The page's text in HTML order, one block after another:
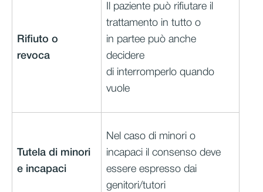
Rifiuto o
revoca
Il paziente può rifiutare il
trattamento in tutto o
in partee può anche
decidere
di interromperlo quando
vuole
Tutela di minori
e incapaci
Nel caso di minori o
incapaci il consenso deve
essere espresso dai
genitori/tutori